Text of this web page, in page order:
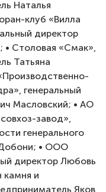
Наталья
клуб «Вилла
директор
• Столовая «Смак»,
Татьяна
генеральный
Масловский; • АО
завод»,
генерального
Добони; • ООО
директор Любовь
камня и
Яков